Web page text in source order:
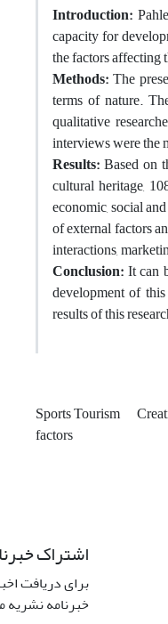
Introduction:
capacity for
the factors affecting
Methods:The
terms of nature.
qualitative
interviews were the
Results:Based on
cultural heritage,
economic, social
of external factors
interactions,
Conclusion:It can
development of
results of this
Sports Tourism
factors
اشتراک
برای دریافت
خبرنامه